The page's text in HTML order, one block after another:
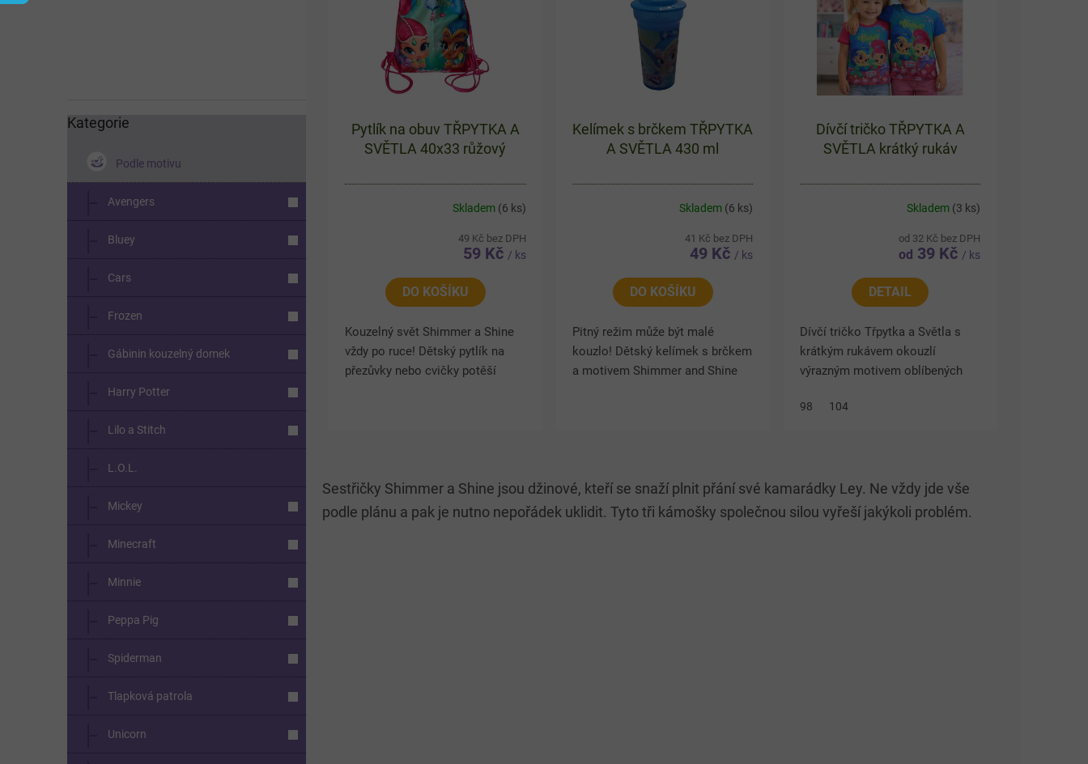
Přeskočit
Kategorie
Podle motivu
Avengers
Bluey
Cars
Frozen
Gábinin kouzelný domek
Harry Potter
Lilo a Stitch
L.O.L.
Mickey
Minecraft
Minnie
Peppa Pig
Spiderman
Tlapková patrola
Unicorn
Pytlík na obuv TŘPYTKA A
SVĚTLA 40x33 růžový
Skladem (6 ks)
49 Kč bez DPH
59 Kč / ks
DO KOŠÍKU
Kouzelný svět Shimmer a Shine
vždy po ruce! Dětský pytlík na
přezůvky nebo cvičky potěší
Kelímek s brčkem TŘPYTKA
A SVĚTLA 430 ml
Skladem (6 ks)
41 Kč bez DPH
49 Kč / ks
DO KOŠÍKU
Pitný režim může být malé
kouzlo! Dětský kelímek s brčkem
a motivem Shimmer and Shine
Dívčí tričko TŘPYTKA A
SVĚTLA krátký rukáv
Skladem (3 ks)
od 32 Kč bez DPH
od 39 Kč / ks
DETAIL
Dívčí tričko Třpytka a Světla s
krátkým rukávem okouzlí
výrazným motivem oblíbených
růžovém provedení rozzáří každý
98 104
l
á
d
Sestřičky Shimmer a Shine jsou džinové, kteří se snaží plnit přání své kamarádky Ley. Ne vždy jde vše
podle plánu a pak je nutno nepořádek uklidit. Tyto tři kámošky společnou silou vyřeší jakýkoli problém.